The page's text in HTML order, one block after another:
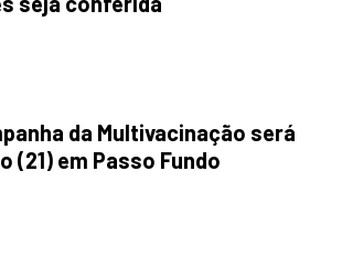
da Multivacinação será
(21) em Passo Fundo